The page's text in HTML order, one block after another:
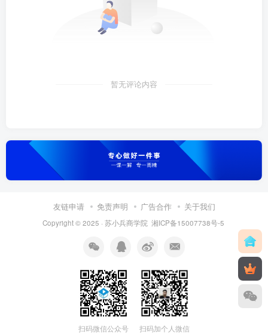
暂无评论内容
友链申请 免责声明 广告合作 关于我们
Copyright © 2025 · 苏小兵商学院 湘ICP备15007738号-5
扫码微信公众号 扫码加个人微信